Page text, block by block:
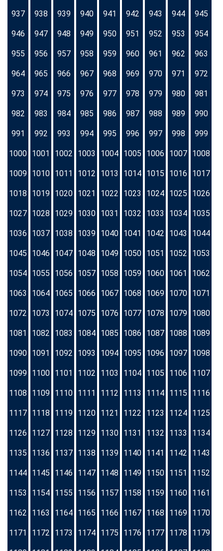
937 938 939 940 941 942 943 944 945
946 947 948 949 950 951 952 953 954
955 956 957 958 959 960 961 962 963
964 965 966 967 968 969 970 971 972
973 974 975 976 977 978 979 980 981
982 983 984 985 986 987 988 989 990
991 992 993 994 995 996 997 998 999
1000 1001 1002 1003 1004 1005 1006 1007 1008
1009 1010 1011 1012 1013 1014 1015 1016 1017
1018 1019 1020 1021 1022 1023 1024 1025 1026
1027 1028 1029 1030 1031 1032 1033 1034 1035
1036 1037 1038 1039 1040 1041 1042 1043 1044
1045 1046 1047 1048 1049 1050 1051 1052 1053
1054 1055 1056 1057 1058 1059 1060 1061 1062
1063 1064 1065 1066 1067 1068 1069 1070 1071
1072 1073 1074 1075 1076 1077 1078 1079 1080
1081 1082 1083 1084 1085 1086 1087 1088 1089
1090 1091 1092 1093 1094 1095 1096 1097 1098
1099 1100 1101 1102 1103 1104 1105 1106 1107
1108 1109 1110 1111 1112 1113 1114 1115 1116
1117 1118 1119 1120 1121 1122 1123 1124 1125
1126 1127 1128 1129 1130 1131 1132 1133 1134
1135 1136 1137 1138 1139 1140 1141 1142 1143
1144 1145 1146 1147 1148 1149 1150 1151 1152
1153 1154 1155 1156 1157 1158 1159 1160 1161
1162 1163 1164 1165 1166 1167 1168 1169 1170
1171 1172 1173 1174 1175 1176 1177 1178 1179